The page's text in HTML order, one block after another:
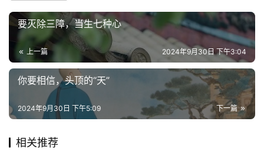
佛
教
艺
术
策
规
要灭除三障，当生七种心
上一篇 2024年9月30日 下午3:04
你要相信，头顶的“天”
下一篇
2024年9月30日 下午5:09
相关推荐